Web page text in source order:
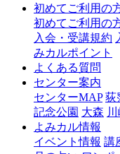
初めてご利用の
初めてご利用の
入会・受講規約
みカルポイント
よくある質問
センター案内
センターMAP 荻
記念公園 大森
よみカル情報
イベント情報 講